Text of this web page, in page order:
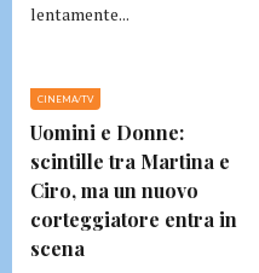
lentamente...
CINEMA/TV
Uomini e Donne:
scintille tra Martina e
Ciro, ma un nuovo
corteggiatore entra in
scena